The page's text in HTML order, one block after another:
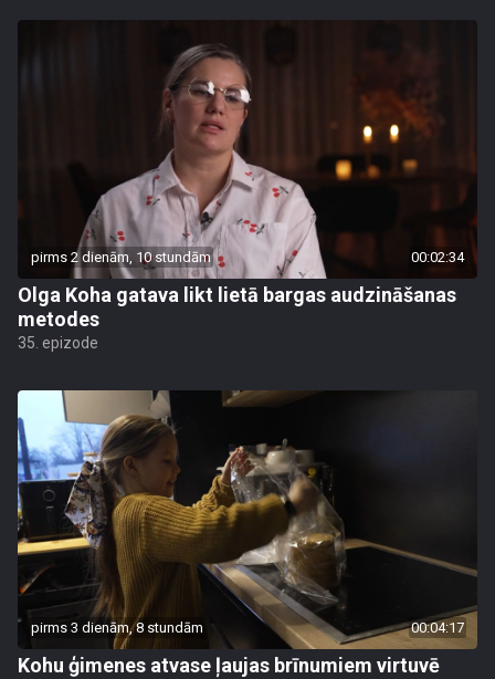
pirms 2 dienām, 10 stundām 00:02:34
Olga Koha gatava likt lietā bargas audzināšanas
metodes
35. epizode
pirms 3 dienām, 8 stundām 00:04:17
Kohu ģimenes atvase ļaujas brīnumiem virtuvē